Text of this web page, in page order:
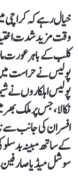
خیال رہے کہ کراچی
وقت مزید شدت
کلب کے باہر عورت
پولیس نے حراست میں
پولیس اہلکاروں نے
نکالا، جس پر ملک
افسران کی جانب سے
کے ساتھ مبینہ
سوشل میڈیا